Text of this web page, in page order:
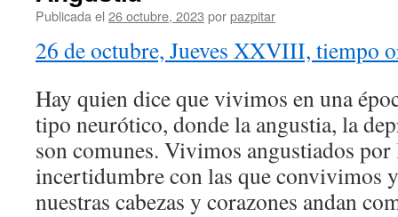
Publicada el 26 octubre, 2023 porpazpitar
26 de octubre, Jueves XXVIII, tiempo
Hay quien dice que vivimos en una
tipo neurótico, donde la angustia, la
son comunes. Vivimos angustiados
incertidumbre con las que convivimos
nuestras cabezas y corazones andan